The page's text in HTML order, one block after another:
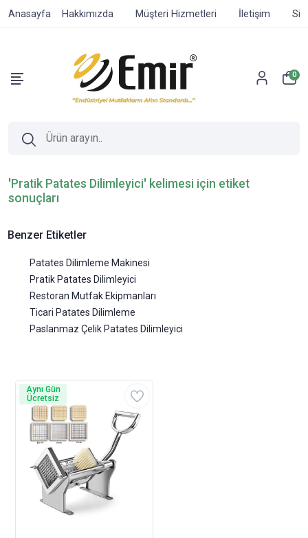
Anasayfa Hakkımızda Müşteri Hizmetleri İletişim
0
'Pratik Patates Dilimleyici' kelimesi için etiket
sonuçları
Benzer Etiketler
Patates Dilimleme Makinesi
Pratik Patates Dilimleyici
Restoran Mutfak Ekipmanları
Ticari Patates Dilimleme
Paslanmaz Çelik Patates Dilimleyici
Aynı Gün
Ücretsiz